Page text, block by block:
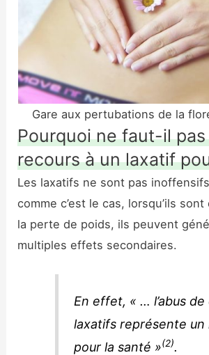
Gare aux pertubations de la
Pourquoi ne faut-il
recours à un laxatif
Les laxatifs ne sont pas
comme c’est le cas, lorsqu’ils
la perte de poids, ils peuvent
multiples effets secondaires.
En effet, « … l’abus
laxatifs représente un
pour la santé »(2).